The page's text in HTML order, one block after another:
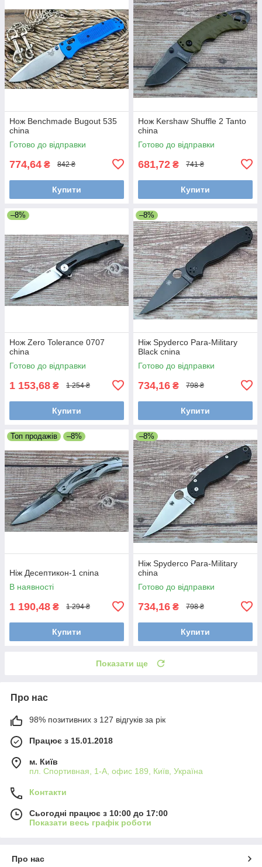
Нож Benchmade Bugout 535
china
Готово до відправки
774,64 ₴ 842 ₴
Купити
Нож Kershaw Shuffle 2 Tanto
china
Готово до відправки
681,72 ₴ 741 ₴
Купити
–8%
Нож Zero Tolerance 0707
china
Готово до відправки
1 153,68 ₴ 1 254 ₴
Купити
–8%
Ніж Spyderco Para-Military
Black cnina
Готово до відправки
734,16 ₴ 798 ₴
Купити
Топ продажів –8%
Ніж Десептикон-1 cnina
В наявності
1 190,48 ₴ 1 294 ₴
Купити
–8%
Ніж Spyderco Para-Military
china
Готово до відправки
734,16 ₴ 798 ₴
Купити
Показати ще
Про нас
98% позитивних з 127 відгуків за рік
Працює з 15.01.2018
м. Київ
пл. Спортивная, 1-А, офис 189, Київ, Україна
Контакти
Сьогодні працює з 10:00 до 17:00
Показати весь графік роботи
Про нас